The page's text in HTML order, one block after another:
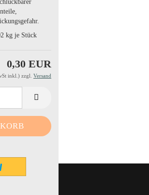
kg je Stück
0,30 EUR
inkl.) zzgl. Versand